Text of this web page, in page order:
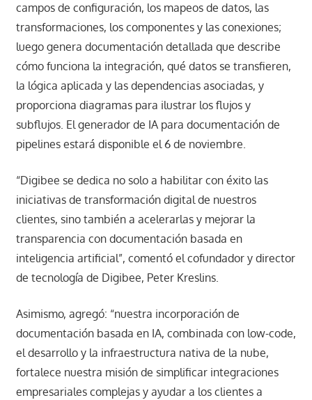
campos de configuración, los mapeos de datos, las
transformaciones, los componentes y las conexiones;
luego genera documentación detallada que describe
cómo funciona la integración, qué datos se transfieren,
la lógica aplicada y las dependencias asociadas, y
proporciona diagramas para ilustrar los flujos y
subflujos. El generador de IA para documentación de
pipelines estará disponible el 6 de noviembre.
“Digibee se dedica no solo a habilitar con éxito las
iniciativas de transformación digital de nuestros
clientes, sino también a acelerarlas y mejorar la
transparencia con documentación basada en
inteligencia artificial”, comentó el cofundador y director
de tecnología de Digibee, Peter Kreslins.
Asimismo, agregó: “nuestra incorporación de
documentación basada en IA, combinada con low-code,
el desarrollo y la infraestructura nativa de la nube,
fortalece nuestra misión de simplificar integraciones
empresariales complejas y ayudar a los clientes a